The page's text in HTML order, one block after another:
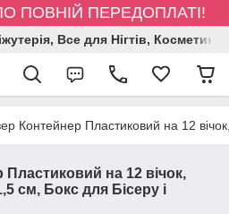
ПОВНІЙ ПЕРЕДОПЛАТІ!
Все для Нігтів, Косметика
Контейнер Пластиковий на 12
на 12 вічок,
см, Бокс для Бісеру і